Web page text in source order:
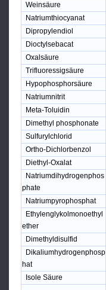
Weinsäure
Natriumthiocyanat
Dipropylendiol
Dioctylsebacat
Oxalsäure
Trifluoressigsäure
Hypophosphorsäure
Natriumnitrit
Meta-Toluidin
Dimethyl phosphonate
Sulfurylchlorid
Ortho-Dichlorbenzol
Diethyl-Oxalat
Natriumdihydrogenphos
phate
Natriumpyrophosphat
Ethylenglykolmonoethyl
ether
Dimethyldisulfid
Dikaliumhydrogenphosp
hat
Isole Säure